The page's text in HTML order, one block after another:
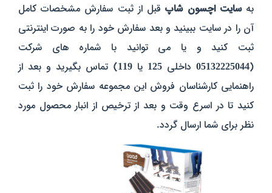
بهسایتاچسونشاپ قبل از ثبت سفارش مشخصات کامل
آن را در سایت ببینید و بعد سفارش خود را به صورت اینترنتی
ثبت کنید و یا می توانید با شماره های شرکت
(
05132225044 داخلی125 یا119) تماس بگیرید و بعد از
راهنمایی کارشناسان فروش این مجموعه سفارش خود را ثبت
کنید تا در اسرع وقت و بعد از ترخیص از انبار محصول مورد
نظر برای شما ارسال گردد.